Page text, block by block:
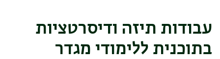
עבודות תיזה ודיסרטציות
בתוכנית ללימודי מגדר